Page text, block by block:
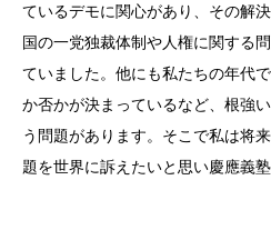
ているデモに関心があり、その解
国の一党独裁体制や人権に関する
ていました。他にも私たちの年代
か否かが決まっているなど、根強
う問題があります。そこで私は将
題を世界に訴えたいと思い慶應義